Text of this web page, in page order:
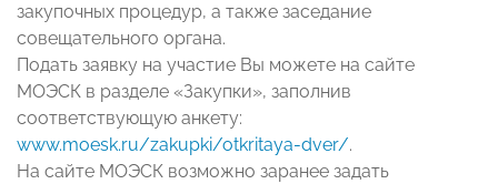
закупочных процедур, а также заседание
совещательного органа.
Подать заявку на участие Вы можете на сайте
МОЭСК в разделе «Закупки», заполнив
соответствующую анкету:
www.moesk.ru/zakupki/otkritaya-dver/.
На сайте МОЭСК возможно заранее задать